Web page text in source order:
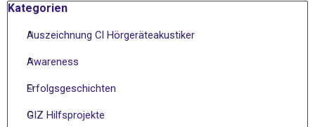
Block überspringen Kategorien
Kategorien
Auszeichnung CI Hörgeräteakustiker
Awareness
Erfolgsgeschichten
GIZ Hilfsprojekte